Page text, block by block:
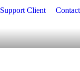
Support Client Contact